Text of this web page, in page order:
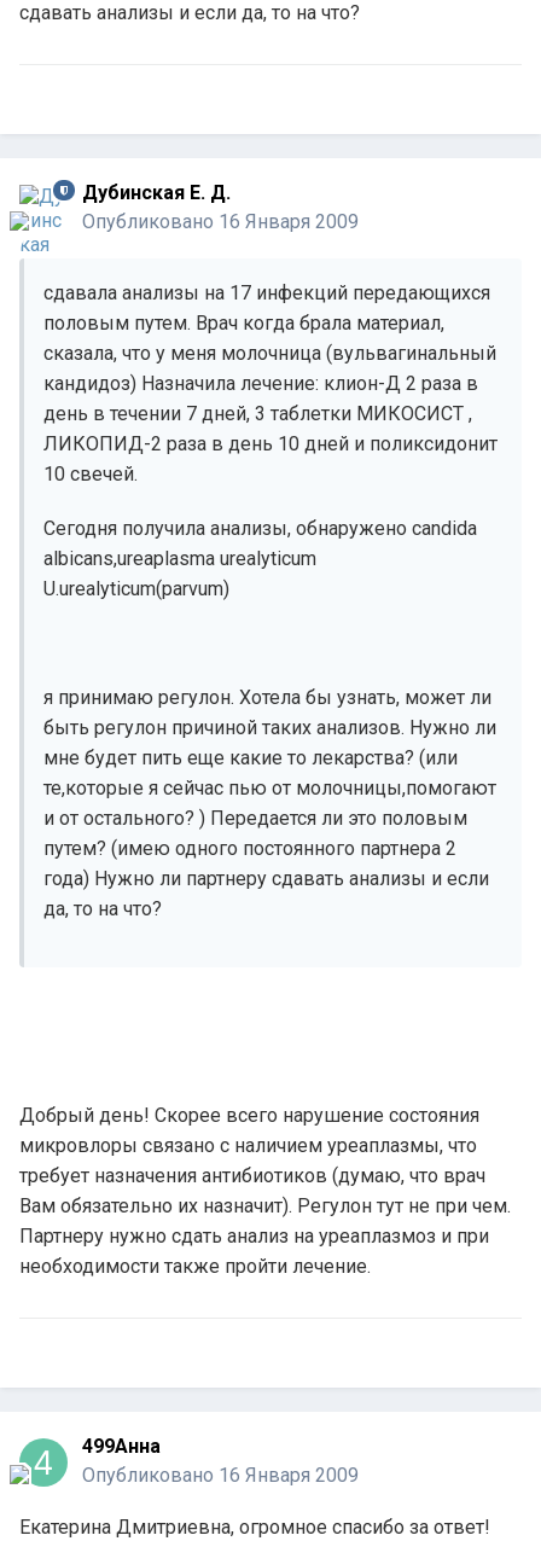
сдавать анализы и если да, то на что?
Дубинская Е. Д.
Опубликовано 16 Января 2009
сдавала анализы на 17 инфекций передающихся
половым путем. Врач когда брала материал,
сказала, что у меня молочница (вульвагинальный
кандидоз) Назначила лечение: клион-Д 2 раза в
день в течении 7 дней, 3 таблетки МИКОСИСТ ,
ЛИКОПИД-2 раза в день 10 дней и поликсидонит
10 свечей.
Сегодня получила анализы, обнаружено candida
albicans,ureaplasma urealyticum
U.urealyticum(parvum)
я принимаю регулон. Хотела бы узнать, может ли
быть регулон причиной таких анализов. Нужно ли
мне будет пить еще какие то лекарства? (или
те,которые я сейчас пью от молочницы,помогают
и от остального? ) Передается ли это половым
путем? (имею одного постоянного партнера 2
года) Нужно ли партнеру сдавать анализы и если
да, то на что?
Добрый день! Скорее всего нарушение состояния
микровлоры связано с наличием уреаплазмы, что
требует назначения антибиотиков (думаю, что врач
Вам обязательно их назначит). Регулон тут не при чем.
Партнеру нужно сдать анализ на уреаплазмоз и при
необходимости также пройти лечение.
499Анна
Опубликовано 16 Января 2009
Екатерина Дмитриевна, огромное спасибо за ответ!